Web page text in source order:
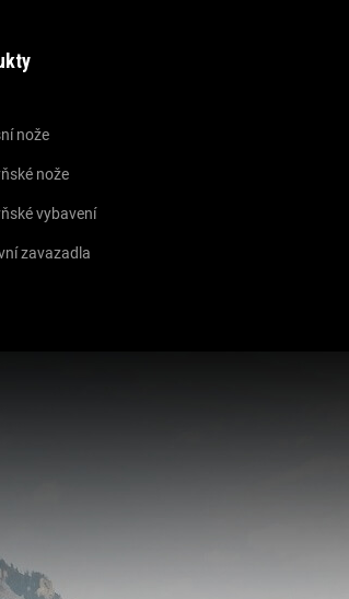
nože
nože
vybavení
zavazadla